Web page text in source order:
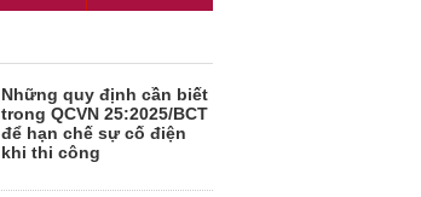
Những quy định cần biết
trong QCVN 25:2025/BCT
để hạn chế sự cố điện
khi thi công